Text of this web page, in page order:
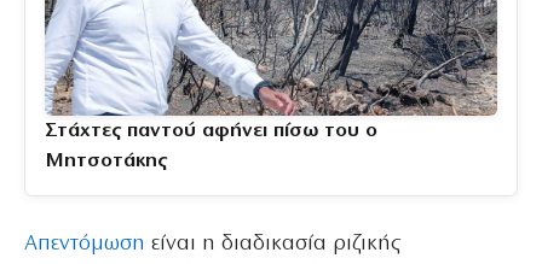
Στάχτες παντού αφήνει πίσω του ο
Μητσοτάκης
Απεντόμωση είναι η διαδικασία ριζικής